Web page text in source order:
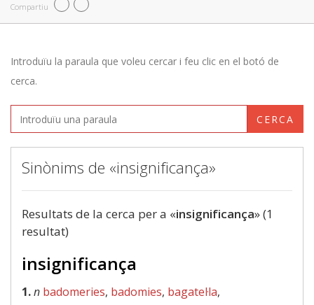
Compartiu
Introduïu la paraula que voleu cercar i feu clic en el botó de
cerca.
CERCA
Sinònims de «insignificança»
Resultats de la cerca per a «insignificança» (1
resultat)
insignificança
1.n badomeries, badomies, bagatel·la,